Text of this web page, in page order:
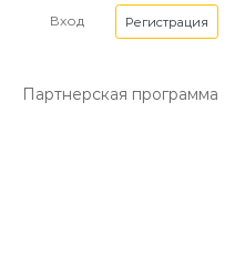
Вход Регистрация
Партнерская программа